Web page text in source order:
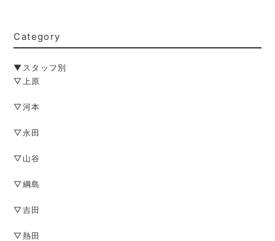
Category
▼スタッフ別
▽上原
▽河本
▽永田
▽山谷
▽綱島
▽吉田
▽熱田